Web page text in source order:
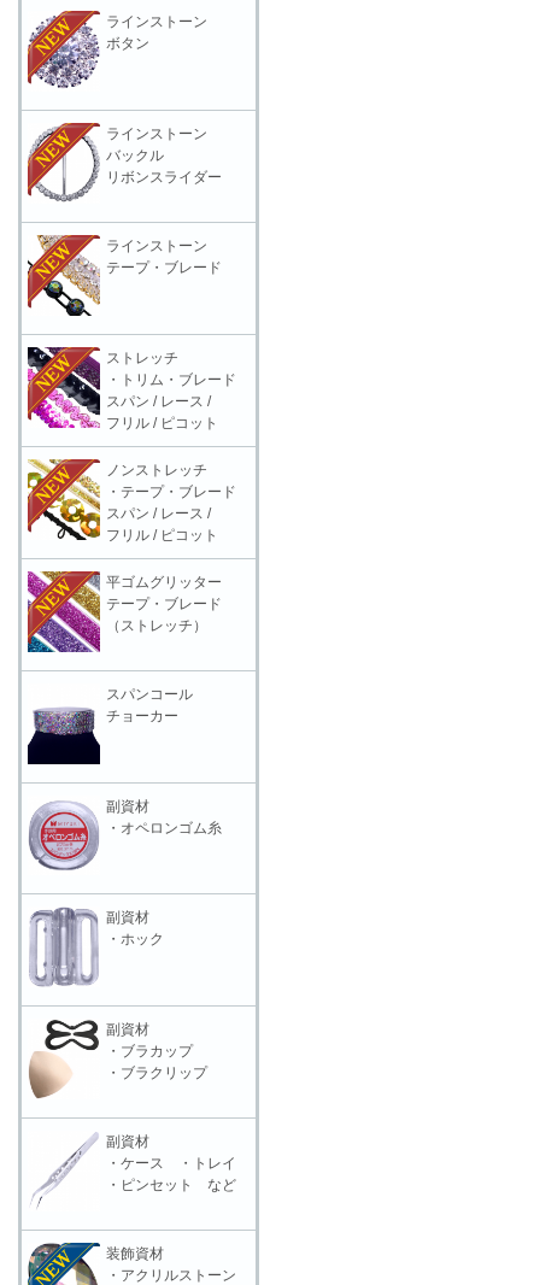
ラインストーン
ボタン
ラインストーン
バックル
リボンスライダー
ラインストーン
テープ・ブレード
ストレッチ
・トリム・ブレード
スパン / レース /
フリル / ピコット
ノンストレッチ
・テープ・ブレード
スパン / レース /
フリル / ピコット
平ゴムグリッター
テープ・ブレード
（ストレッチ）
スパンコール
チョーカー
副資材
・オペロンゴム糸
副資材
・ホック
副資材
・ブラカップ
・ブラクリップ
副資材
・ケース ・トレイ
・ピンセット など
装飾資材
・アクリルストーン